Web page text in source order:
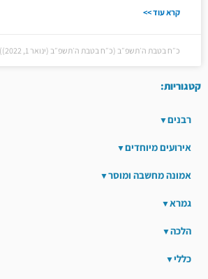
קרא עוד >>
כ״ח בטבת ה׳תשפ״ב (כ״ח בטבת ה׳תשפ״ב (ינואר 1, 2022))
קטגוריות:
רבנים
אירועים מיוחדים
אמונה מחשבה ומוסר
גמרא
הלכה
כללי